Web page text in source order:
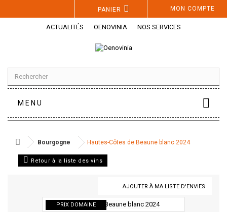
MON COMPTE
PANIER
ACTUALITÉS OENOVINIA NOS SERVICES
MENU
Bourgogne Hautes-Côtes de Beaune blanc 2024
AJOUTER À MA LISTE D'ENVIES
Retour à la liste des vins
PRIX DOMAINE